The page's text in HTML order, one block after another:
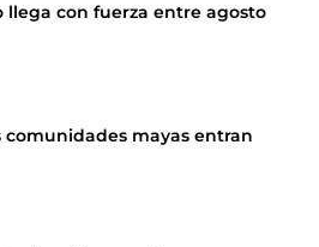
llega con fuerza entre agosto
comunidades mayas entran